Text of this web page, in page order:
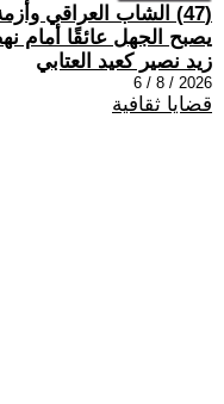
(47) الشاب العراقي
يصبح الجهل عائقًا أمام
زيد نصير كعيد العتابي
2026 / 8 / 6
قضايا ثقافية